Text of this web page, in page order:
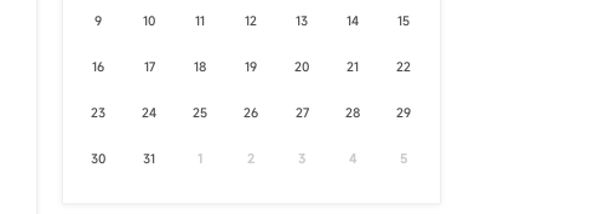
9 10 11 12 13 14 15
16 17 18 19 20 21 22
23 24 25 26 27 28 29
30 31 1 2 3 4 5